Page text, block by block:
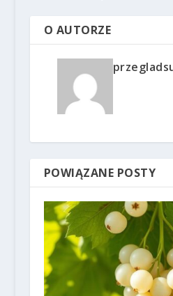
O AUTORZE
POWIĄZANE POSTY